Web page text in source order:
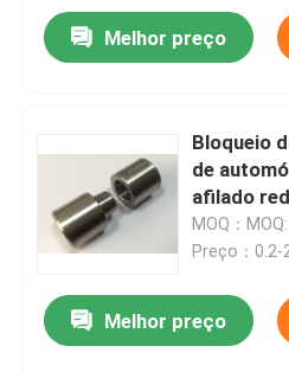
Pinos de Perfuração
Encontrando o bloco
Pinos e buchas de guia
Melhor preço
Bloqueio
de
afilado
MOQ：
Preço：
Melhor preço